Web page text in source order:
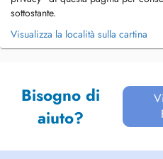
sottostante.
Visualizza la località sulla cartina
Bisogno di
aiuto?